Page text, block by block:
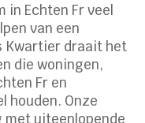
Echten Fr veel
van een
Kwartier draait het
die woningen,
Fr en
houden. Onze
met uiteenlopende